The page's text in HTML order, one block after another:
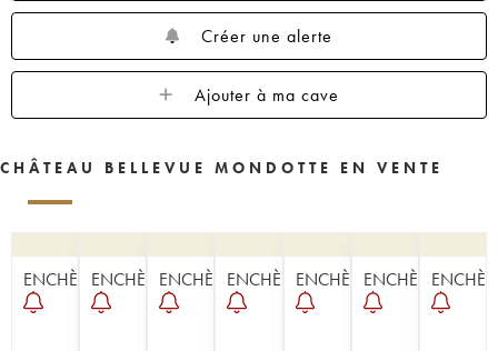
Créer une alerte
Ajouter à ma cave
CHÂTEAU BELLEVUE MONDOTTE EN VENTE
ENCHÈREENCHÈREENCHÈREENCHÈREENCHÈREENCHÈRE